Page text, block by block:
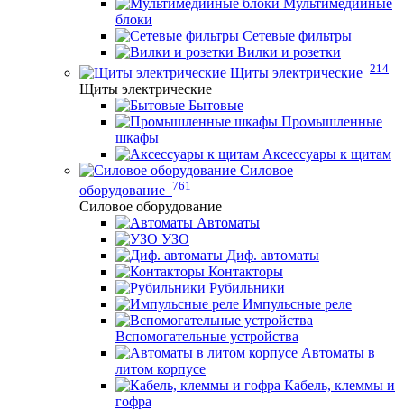
Мультимедийные
блоки
Сетевые фильтры
Вилки и розетки
Щиты электрические 214
Щиты электрические
Бытовые
Промышленные
шкафы
Аксессуары к щитам
Силовое
оборудование 761
Силовое оборудование
Автоматы
УЗО
Диф. автоматы
Контакторы
Рубильники
Импульсные реле
Вспомогательные устройства
Автоматы в
литом корпусе
Кабель, клеммы и
гофра